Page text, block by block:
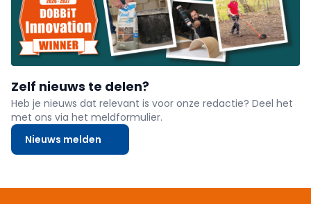
Zelf nieuws te delen?
Heb je nieuws dat relevant is voor onze redactie? Deel het
met ons via het meldformulier.
Nieuws melden